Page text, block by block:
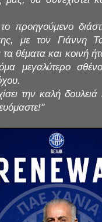
προηγούμενο
με τον Γιάννη
θέματα και κοινή
μεγαλύτερο
την καλή